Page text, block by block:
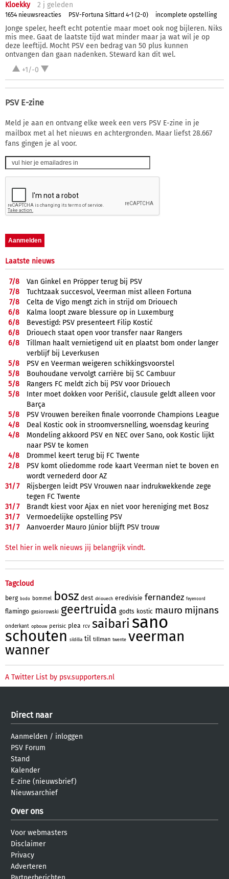
Kloekky 2 j geleden
1654 nieuwsreacties PSV-Fortuna Sittard 4-1 (2-0) incomplete opstelling
Jonge speler, heeft echt potentie maar moet ook nog bijleren. Niks
mis mee. Gaat de laatste tijd wat minder maar ja wat wil je op
deze leeftijd. Mocht PSV een bedrag van 50 plus kunnen
ontvangen dan gaan nadenken. Steward kan dit wel.
+1/-0
PSV E-zine
Meld je aan en ontvang elke week een vers PSV E-zine in je
mailbox met al het nieuws en achtergronden. Maar liefst 28.667
fans gingen je al voor.
Laatste nieuws
7/8
Van Ginkel en Pröpper terug bij PSV
7/8
Tuchtzaak succesvol, Veerman mist alleen Fortuna
7/8
Celta de Vigo mengt zich in strijd om Driouech
6/8
Kalma loopt zware blessure op in Luxemburg
6/8
Bevestigd: PSV presenteert Filip Kostić
6/8
Driouech staat open voor transfer naar Rangers
6/8
Tillman haalt vernietigend uit en plaatst bom onder langer
verblijf bij Leverkusen
5/8
PSV en Veerman weigeren schikkingsvoorstel
5/8
Bouhoudane vervolgt carrière bij SC Cambuur
5/8
Rangers FC meldt zich bij PSV voor Driouech
5/8
Inter moet dokken voor Perišić, clausule geldt alleen voor
Barça
5/8
PSV Vrouwen bereiken finale voorronde Champions League
4/8
Deal Kostic ook in stroomversnelling, woensdag keuring
4/8
Mondeling akkoord PSV en NEC over Sano, ook Kostic lijkt
naar PSV te komen
4/8
Drommel keert terug bij FC Twente
2/8
PSV komt oliedomme rode kaart Veerman niet te boven en
wordt vernederd door AZ
31/7
Rijsbergen leidt PSV Vrouwen naar indrukwekkende zege
tegen FC Twente
31/7
Brandt kiest voor Ajax en niet voor hereniging met Bosz
31/7
Vermoedelijke opstelling PSV
31/7 Aanvoerder Mauro Júnior blijft PSV trouw
Stel hier in welk nieuws jij belangrijk vindt.
Tagcloud
berg bodo bommel bosz dest driouech eredivisie fernandez feyenoord
flamingo gasiorowski geertruida godts kostic mauro mijnans
onderkant opbouw perisic plea rcv saibari sano
schouten sildillia til tillman twente veerman
wanner
A Twitter List by psv.supporters.nl
Direct naar
Aanmelden / inloggen
PSV Forum
Stand
Kalender
E-zine (nieuwsbrief)
Nieuwsarchief
Over ons
Voor webmasters
Disclaimer
Privacy
Adverteren